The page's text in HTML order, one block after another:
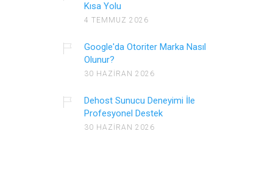
Kısa Yolu
4 TEMMUZ 2026
Google'da Otoriter Marka Nasıl
Olunur?
30 HAZIRAN 2026
Dehost Sunucu Deneyimi İle
Profesyonel Destek
30 HAZIRAN 2026